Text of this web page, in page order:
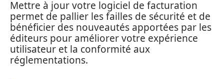
Mettre à jour votre logiciel de facturation
permet de pallier les failles de sécurité et de
bénéficier des nouveautés apportées par les
éditeurs pour améliorer votre expérience
utilisateur et la conformité aux
réglementations.